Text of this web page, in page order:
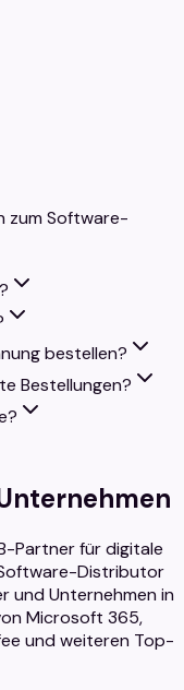
zum Software-
bestellen?
Bestellungen?
Partner für digitale
Distributor
und Unternehmen in
Microsoft 365,
und weiteren Top-